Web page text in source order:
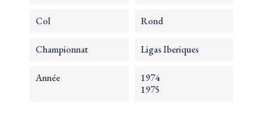
Col Rond
Championnat Ligas Iberiques
Année
1974
1975